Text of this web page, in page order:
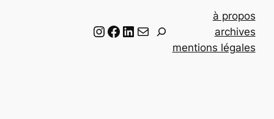
Instagram Facebook LinkedIn Email
à propos
archives
mentions légales